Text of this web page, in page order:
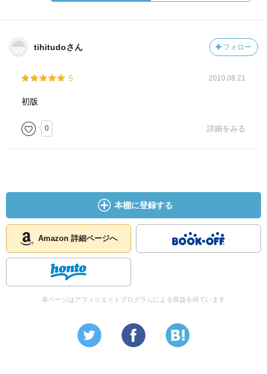
tihitudoさん フォロー
5 2010.08.21
初版
0 詳細をみる
本棚に登録する
Amazon 詳細ページへ
本ページはアフィリエイトプログラムによる収益を得ています